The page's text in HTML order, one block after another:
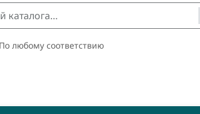
По любому соответствию